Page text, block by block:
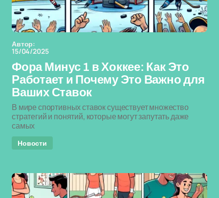
Автор:
15/04/2025
Фора Минус 1 в Хоккее: Как Это
Работает и Почему Это Важно для
Ваших Ставок
В мире спортивных ставок существует множество
стратегий и понятий, которые могут запутать даже
самых
Новости